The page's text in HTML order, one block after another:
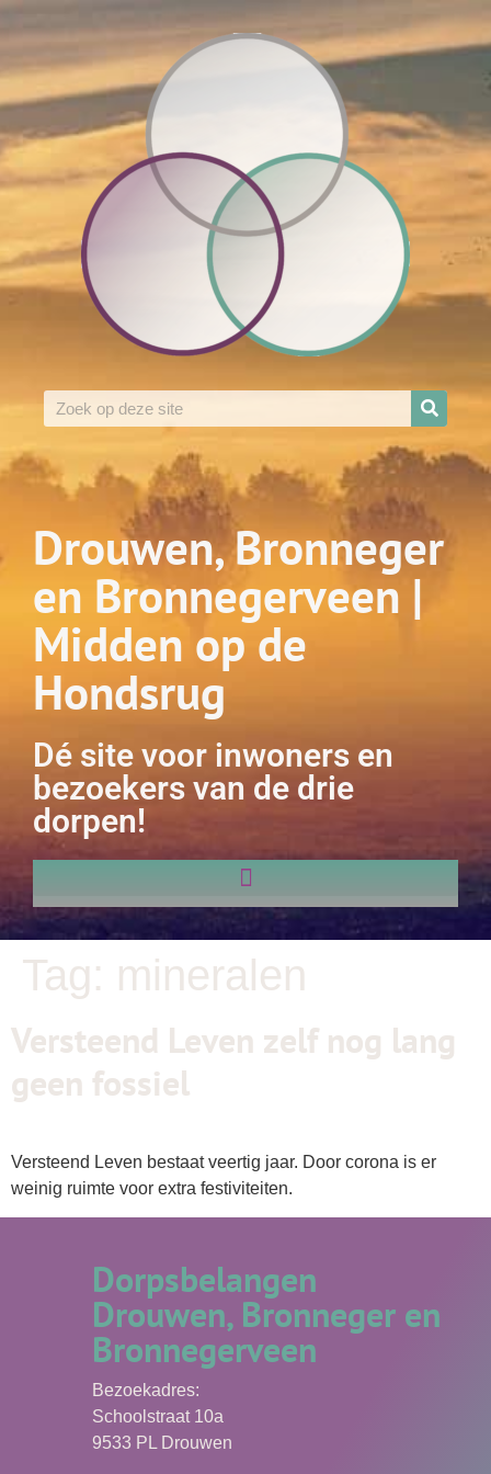
Drouwen, Bronneger
en Bronnegerveen |
Midden op de
Hondsrug
Dé site voor inwoners en
bezoekers van de drie
dorpen!
Tag: mineralen
Versteend Leven zelf nog lang
geen fossiel
Versteend Leven bestaat veertig jaar. Door corona is er
weinig ruimte voor extra festiviteiten.
Dorpsbelangen
Drouwen, Bronneger en
Bronnegerveen
Bezoekadres:
Schoolstraat 10a
9533 PL Drouwen